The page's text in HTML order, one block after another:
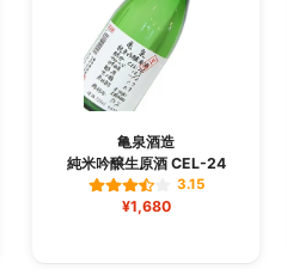
亀泉酒造
純米吟醸生原酒 CEL-24
3.15
¥1,680